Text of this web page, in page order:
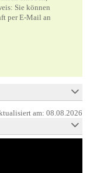
Sie können
per E-Mail an
am:08.08.2026